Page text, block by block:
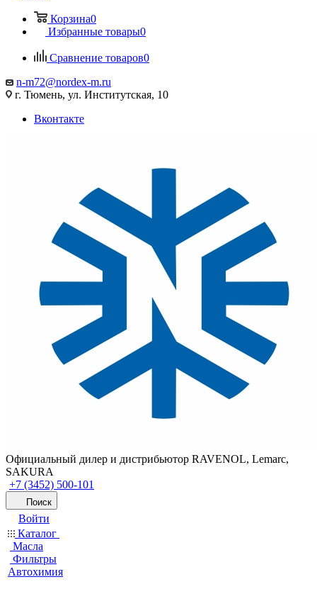
Корзина0
Избранные товары0
Сравнение товаров0
n-m72@nordex-m.ru
г. Тюмень, ул. Институтская, 10
Вконтакте
Официальный дилер и дистрибьютор RAVENOL, Lemarc,
SAKURA
+7 (3452) 500-101
Поиск
Войти
Каталог
Масла
Фильтры
Автохимия